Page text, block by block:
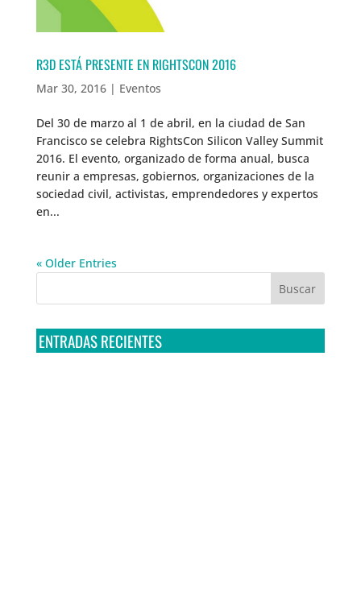
R3D ESTÁ PRESENTE EN RIGHTSCON 2016
Mar 30, 2016| Eventos
Del 30 de marzo al 1 de abril, en la ciudad de San
Francisco se celebra RightsCon Silicon Valley Summit
2016. El evento, organizado de forma anual, busca
reunir a empresas, gobiernos, organizaciones de la
sociedad civil, activistas, emprendedores y expertos
en...
« Older Entries
ENTRADAS RECIENTES